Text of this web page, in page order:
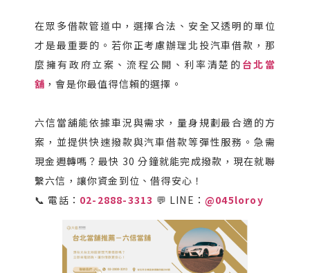
在眾多借款管道中，選擇合法、安全又透明的單位
才是最重要的。若你正考慮辦理北投汽車借款，那
麼擁有政府立案、流程公開、利率清楚的 台北當
舖 ，會是你最值得信賴的選擇。
六信當舖能依據車況與需求，量身規劃最合適的方
案，並提供快速撥款與汽車借款等彈性服務。急需
現金週轉嗎？最快 30 分鐘就能完成撥款，現在就聯
繫六信，讓你資金到位、借得安心！
📞 電話： 02-2888-3313 💬 LINE：@045loroy